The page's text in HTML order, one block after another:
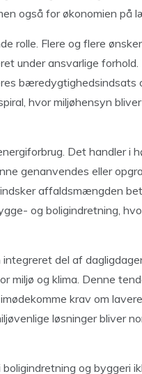
også for økonomien på
rolle. Flere og flere
under ansvarlige
bæredygtighedsindsats
hvor miljøhensyn
Det handler i
genanvendes eller
affaldsmængden
og boligindretning,
del af
miljø og klima. Denne
krav om
løsninger bliver
og byggeri